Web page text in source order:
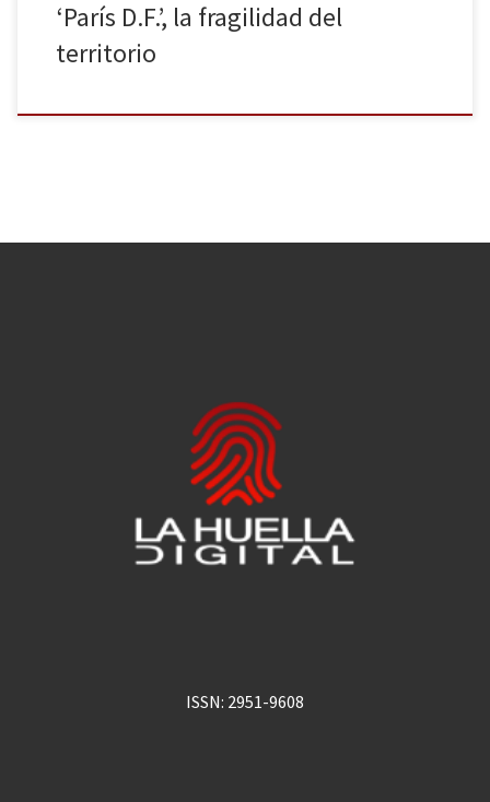
‘París D.F.’, la fragilidad del
territorio
ISSN: 2951-9608